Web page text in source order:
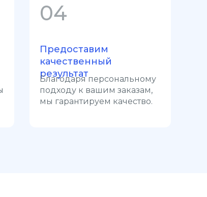
04
Предоставим
качественный
результат
Благодаря персональному
подходу к вашим заказам,
мы гарантируем качество.